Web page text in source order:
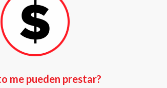
me pueden prestar?